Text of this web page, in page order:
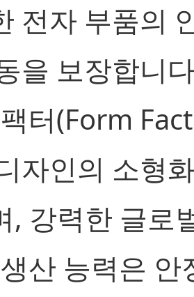
전자 부품의
을 보장합니
터(Form
자인의 소형
, 강력한 글로
산 능력은 안